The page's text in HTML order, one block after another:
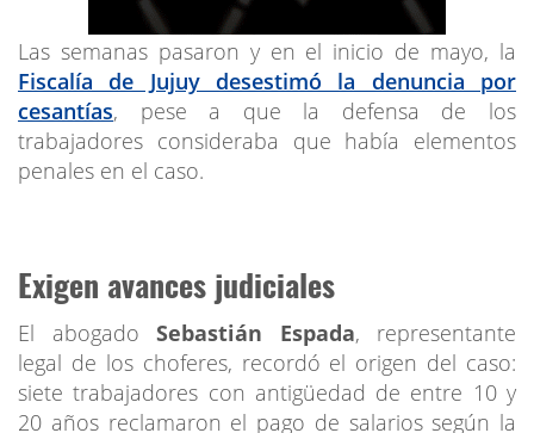
Las semanas pasaron y en el inicio de mayo, la
Fiscalía de Jujuy desestimó la denuncia por
cesantías, pese a que la defensa de los
trabajadores consideraba que había elementos
penales en el caso.
Exigen avances judiciales
El abogado Sebastián Espada, representante
legal de los choferes, recordó el origen del caso:
siete trabajadores con antigüedad de entre 10 y
20 años reclamaron el pago de salarios según la